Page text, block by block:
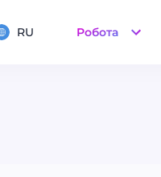
RU Робота